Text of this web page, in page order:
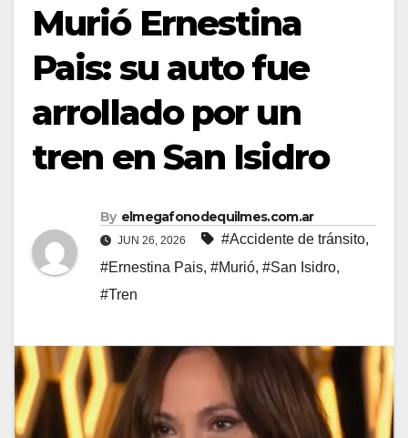
Murió Ernestina
Pais: su auto fue
arrollado por un
tren en San Isidro
By elmegafonodequilmes.com.ar
JUN 26, 2026 #Accidente de tránsito,
#Ernestina Pais, #Murió, #San Isidro,
#Tren